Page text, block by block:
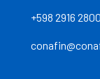
+598 2916 2800